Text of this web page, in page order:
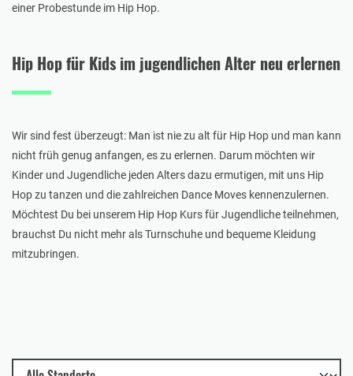
einer Probestunde im Hip Hop.
Hip Hop für Kids im jugendlichen Alter neu erlernen
Wir sind fest überzeugt: Man ist nie zu alt für Hip Hop und man kann
nicht früh genug anfangen, es zu erlernen. Darum möchten wir
Kinder und Jugendliche jeden Alters dazu ermutigen, mit uns Hip
Hop zu tanzen und die zahlreichen Dance Moves kennenzulernen.
Möchtest Du bei unserem Hip Hop Kurs für Jugendliche teilnehmen,
brauchst Du nicht mehr als Turnschuhe und bequeme Kleidung
mitzubringen.